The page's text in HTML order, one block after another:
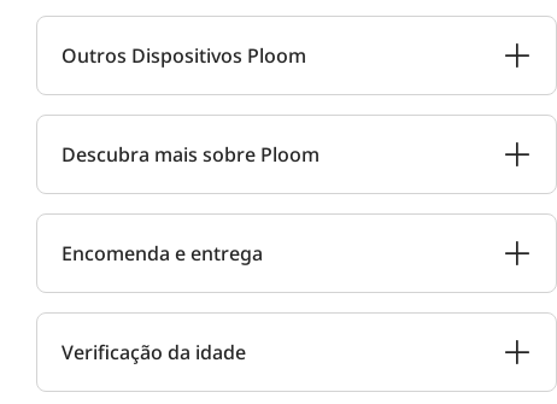
Outros Dispositivos Ploom
Descubra mais sobre Ploom
Encomenda e entrega
Verificação da idade